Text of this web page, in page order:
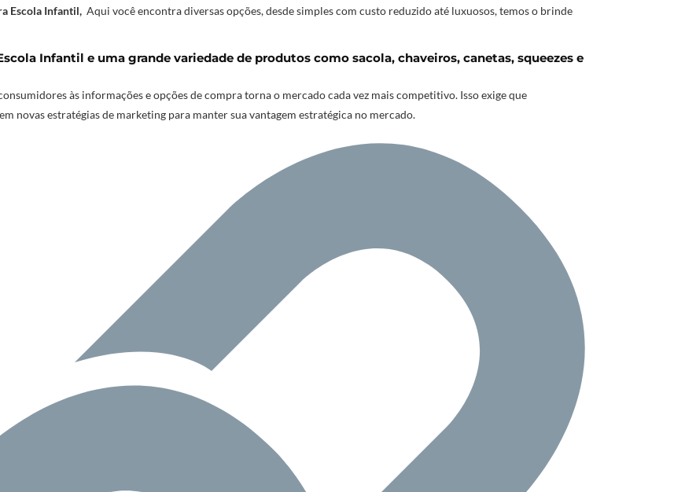
Escola Infantil, Aqui você encontra diversas opções, desde simples com custo reduzido até luxuosos, temos o brinde
Infantil e uma grande variedade de produtos como sacola, chaveiros, canetas, squeezes e
às informações e opções de compra torna o mercado cada vez mais competitivo. Isso exige que
novas estratégias de marketing para manter sua vantagem estratégica no mercado.